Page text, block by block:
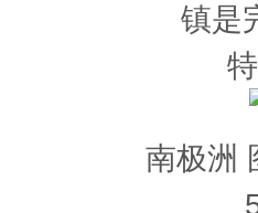
镇是
南极洲